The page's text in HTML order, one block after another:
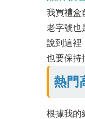
我買禮盒
老字號也
說到這裡
也要保持
熱門
根據我的